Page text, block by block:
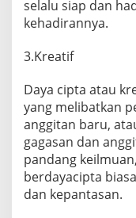
selalu siap dan
kehadirannya.
3.Kreatif
Daya cipta atau
yang melibatkan
anggitan baru,
gagasan dan
pandang
berdayacipta
dan kepantasan.